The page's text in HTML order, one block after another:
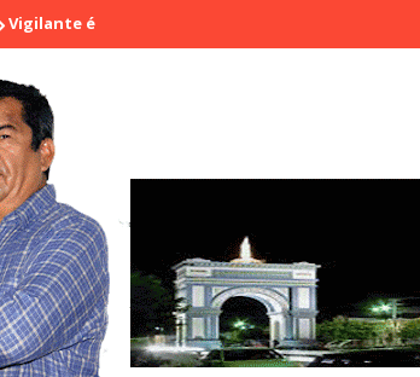
é morto a tiros em laboratório no centro de Sobral